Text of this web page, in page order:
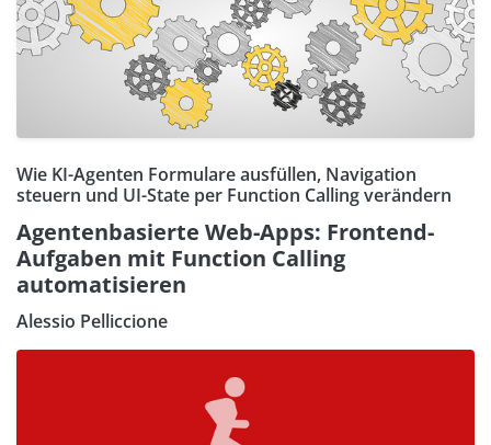
Wie KI-Agenten Formulare ausfüllen, Navigation
steuern und UI-State per Function Calling verändern
Agentenbasierte Web-Apps: Frontend-
Aufgaben mit Function Calling
automatisieren
Alessio Pelliccione